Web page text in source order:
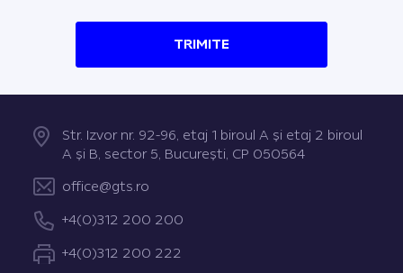
TRIMITE
Str. Izvor nr. 92-96, etaj 1 biroul A şi etaj 2 biroul
A şi B, sector 5, Bucureşti, CP 050564
office@gts.ro
+4(0)312 200 200
+4(0)312 200 222